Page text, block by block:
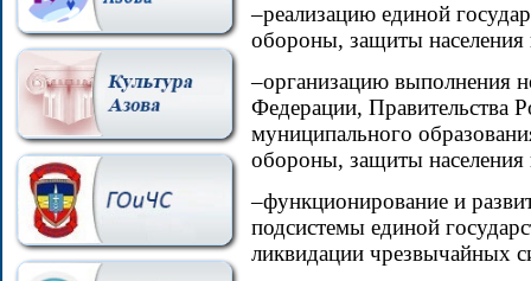
–реализацию единой
обороны, защиты населения
–организацию выполнения
Федерации, Правительства
муниципального
обороны, защиты населения
–функционирование и
подсистемы единой
ликвидации чрезвычайных